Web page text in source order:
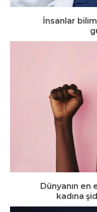
İnsanlar
Dünyanın
kadına